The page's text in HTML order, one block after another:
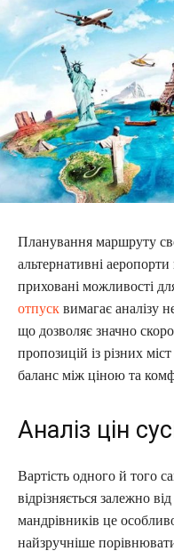
Планування маршруту
альтернативні
приховані можливості
отпуск вимагає аналізу
що дозволяє значно
пропозицій із різних
баланс між ціною та
Аналіз цін
Вартість одного й того
відрізняється залежно
мандрівників це
найзручніше